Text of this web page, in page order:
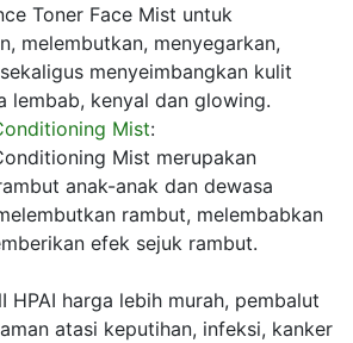
Toner Face Mist untuk
melembutkan, menyegarkan,
menyeimbangkan kulit
lembab, kenyal dan glowing.
Mist:
Mist merupakan
anak-anak dan dewasa
rambut, melembabkan
efek sejuk rambut.
HPAI harga lebih murah, pembalut
atasi keputihan, infeksi, kanker